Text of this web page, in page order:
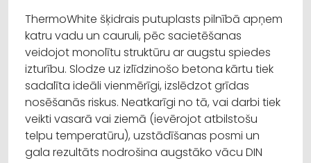
ThermoWhite šķidrais putuplasts pilnībā apņem
katru vadu un cauruli, pēc sacietēšanas
veidojot monolītu struktūru ar augstu spiedes
izturību. Slodze uz izlīdzinošo betona kārtu tiek
sadalīta ideāli vienmērīgi, izslēdzot grīdas
nosēšanās riskus. Neatkarīgi no tā, vai darbi tiek
veikti vasarā vai ziemā (ievērojot atbilstošu
telpu temperatūru), uzstādīšanas posmi un
gala rezultāts nodrošina augstāko vācu DIN